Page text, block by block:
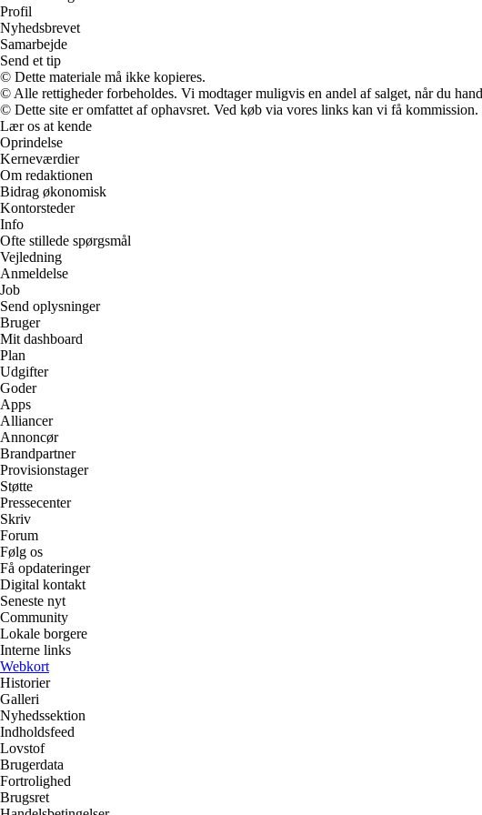
Profil
Nyhedsbrevet
Samarbejde
Send et tip
© Dette materiale må ikke kopieres.
© Alle rettigheder forbeholdes. Vi modtager muligvis en andel af salget, når du
© Dette site er omfattet af ophavsret. Ved køb via vores links kan vi få
Lær os at kende
Oprindelse
Kerneværdier
Om redaktionen
Bidrag økonomisk
Kontorsteder
Info
Ofte stillede spørgsmål
Vejledning
Anmeldelse
Job
Send oplysninger
Bruger
Mit dashboard
Plan
Udgifter
Goder
Apps
Alliancer
Annoncør
Brandpartner
Provisionstager
Støtte
Pressecenter
Skriv
Forum
Følg os
Få opdateringer
Digital kontakt
Seneste nyt
Community
Lokale borgere
Interne links
Webkort
Historier
Galleri
Nyhedssektion
Indholdsfeed
Lovstof
Brugerdata
Fortrolighed
Brugsret